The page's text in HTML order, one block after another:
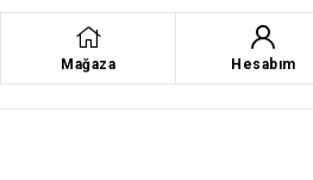
Mağaza Hesabım